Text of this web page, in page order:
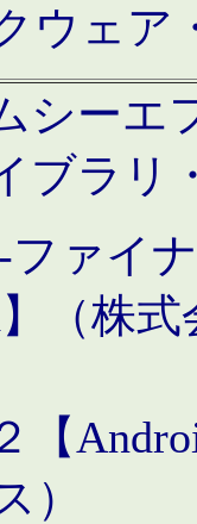
ウェア
シーエ
ブラリ
ファイ
】（株
【
）